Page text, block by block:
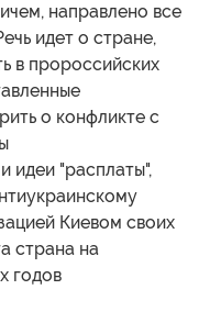
направлено все
идет о стране,
в пророссийских
о конфликте с
идеи "расплаты",
Киевом своих
страна на
годов